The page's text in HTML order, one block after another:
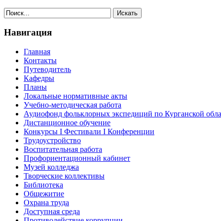
Навигация
Главная
Контакты
Путеводитель
Кафедры
Планы
Локальные нормативные акты
Учебно-методическая работа
Аудиофонд фольклорных экспедиций по Курганской
Дистанционное обучение
Конкурсы I Фестивали I Конференции
Трудоустройство
Воспитательная работа
Профориентационный кабинет
Музей колледжа
Творческие коллективы
Библиотека
Общежитие
Охрана труда
Доступная среда